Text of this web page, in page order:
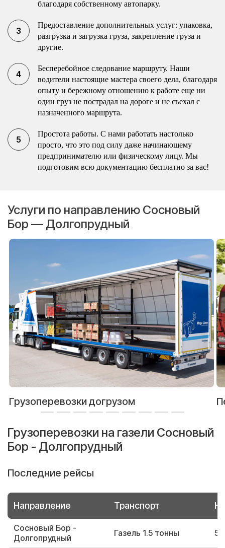
благодаря собственному автопарку.
Предоставление дополнительных услуг: упаковка,
разгрузка и загрузка груза, закрепление груза и
другие.
Бесперебойное следование маршруту. Наши
водители настоящие мастера своего дела, благодаря
опыту и бережному отношению к работе еще ни
один груз не пострадал на дороге и не съехал с
назначенного маршрута.
Простота работы. С нами работать настолько
просто, что это под силу даже начинающему
предпринимателю или физическому лицу. Мы
подготовим всю документацию бесплатно за вас!
Услуги по направлению Сосновый
Бор — Долгопрудный
Грузоперевозки догрузом
Грузоперевозки на газели Сосновый
Бор - Долгопрудный
Последние рейсы
Направление Транспорт
Сосновый Бор -
Долгопрудный
Газель 1.5 тонны